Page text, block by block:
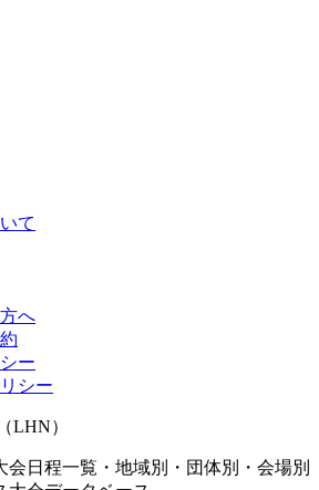
て
へ
ー
シー
LHN）
会日程一覧・地域別・団体別・会場別